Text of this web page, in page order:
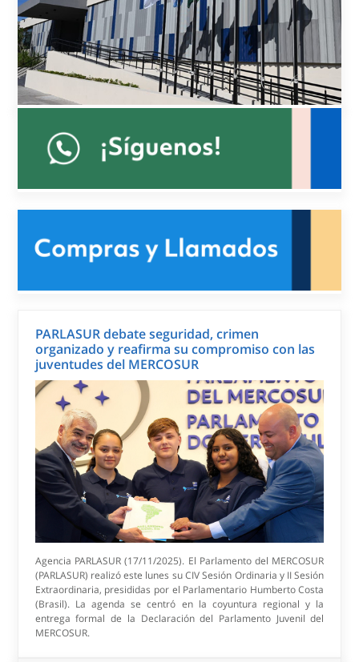
PARLASUR debate seguridad, crimen
organizado y reafirma su compromiso con las
juventudes del MERCOSUR